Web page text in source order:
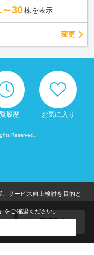
～30 棟を表示
変更
履歴 お気に入り
Reserved.
サービス向上検討を目的と
をご確認ください。